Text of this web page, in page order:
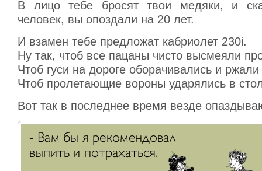
В лицо тебе бросят твои медяки, и
человек, вы опоздали на 20 лет.
И взамен тебе предложат кабриолет 230i.
Ну так, чтоб все пацаны чисто высмеяли
Чтоб гуси на дороге оборачивались и
Чтоб пролетающие вороны ударялись в
Вот так в последнее время везде